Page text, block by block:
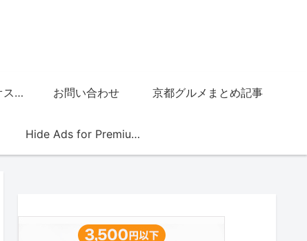
グッチジャパン的オススメ店 お問い合わせ 京都グルメまとめ記事
Hide Ads for Premium Members